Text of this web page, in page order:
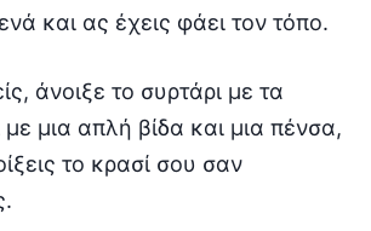
και ας έχεις φάει τον τόπο.
άνοιξε το συρτάρι με τα
με μια απλή βίδα και μια πένσα,
το κρασί σου σαν